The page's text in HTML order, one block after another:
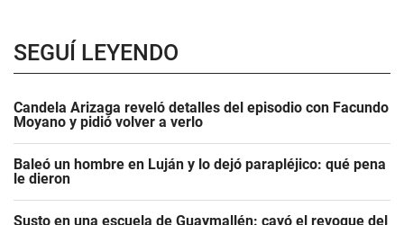
SEGUÍ LEYENDO
Candela Arizaga reveló detalles del episodio con Facundo
Moyano y pidió volver a verlo
Baleó un hombre en Luján y lo dejó parapléjico: qué pena
le dieron
Susto en una escuela de Guaymallén: cayó el revoque del